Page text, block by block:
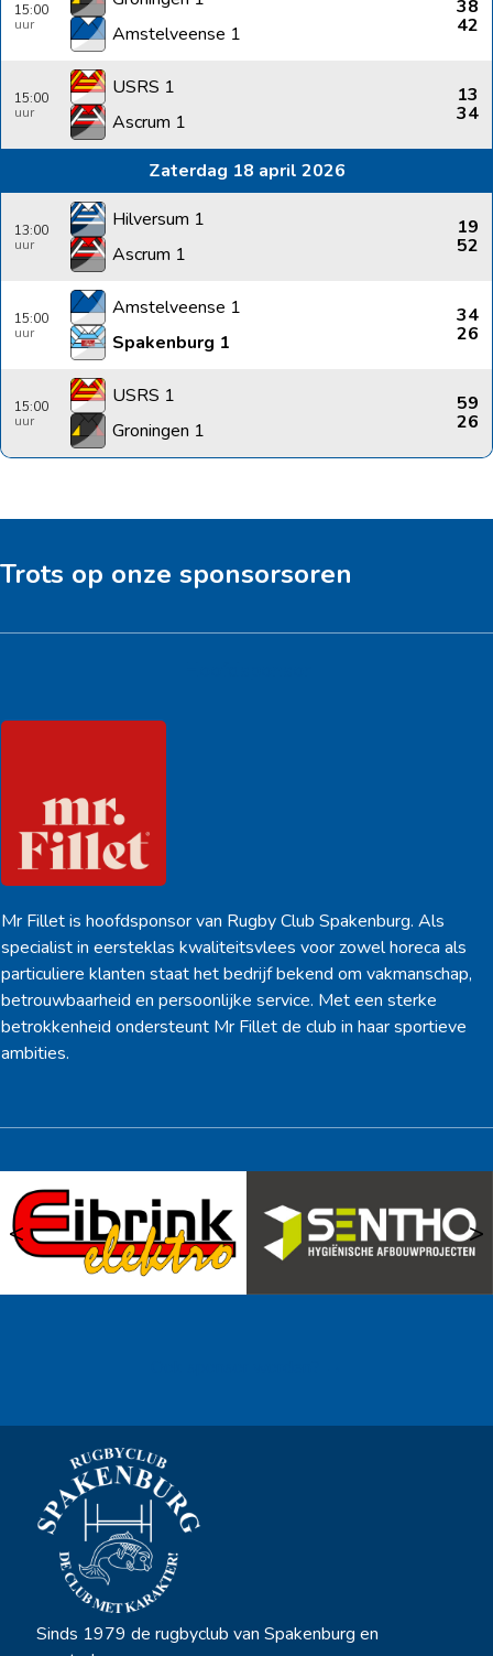
15:00
Amstelveense 1
38
42
15:00
USRS 1
Ascrum 1
13
34
Zaterdag 18 april 2026
13:00
Hilversum 1
Ascrum 1
19
52
15:00
Amstelveense 1
Spakenburg 1
34
26
15:00
USRS 1
Groningen 1
59
26
Trots op onze sponsorsoren
Mr Fillet is hoofdsponsor van Rugby Club Spakenburg. Als
specialist in eersteklas kwaliteitsvlees voor zowel horeca als
particuliere klanten staat het bedrijf bekend om vakmanschap,
betrouwbaarheid en persoonlijke service. Met een sterke
betrokkenheid ondersteunt Mr Fillet de club in haar sportieve
ambities.
< >
Sinds 1979 de rugbyclub van Spakenburg en